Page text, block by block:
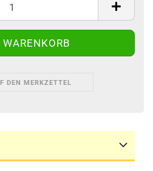
DEN MERKZETTEL